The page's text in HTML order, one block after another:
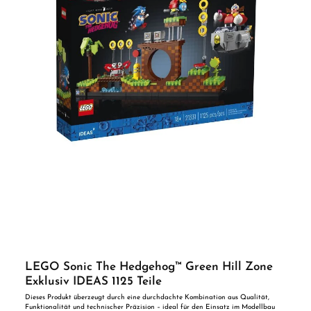
Zubehörelement bei, zum Beispiel eine Ziege für den Hirten oder ein roter Hering
für den Film Noir Detektiv Spielzeuge für Rollenspiele: Die LEGO® Minifiguren
zum Sammeln aus dieser limitierten Auflage lassen kreative Kinder viele
fantasievolle Abenteuer darstellen - auch zusammen mit Freunden Geschenk für
LEGO® Fans: Diese LEGO Minifiguren zum Sammeln sind eine tolle
Geschenkidee für Kinder, die eine Belohnung verdient haben Viele Stunden
LEGO® Spielvergnügen: Actionspielzeuge, die Sammlungen ergänzen, ausgestellt
werden oder in viele Abenteuer geschickt werden können. Hinweis: Lieferumfang
ist 1 Tütchen! Keine Auswahl des Inhaltes möglich! Hinweis: Altersempfehlung: ab
5+ Jahren Teile: 8 Sicherheitshinweis: ACHTUNG! Erstickungsgefahr.
Verschluckbare Kleinteile. Vorteile auf einen Blick: Durchdachte Konstruktion und
hochwertige Verarbeitung Kompatibel mit gängigen Modellbausystemen Ideal für
Einsteiger und erfahrene Modellbauer ACHTUNG! Benutzung unter unmittelbarer
Aufsicht von Erwachsenen
LEGO Sonic The Hedgehog™ Green Hill Zone
Exklusiv IDEAS 1125 Teile
Dieses Produkt überzeugt durch eine durchdachte Kombination aus Qualität,
Funktionalität und technischer Präzision – ideal für den Einsatz im Modellbau